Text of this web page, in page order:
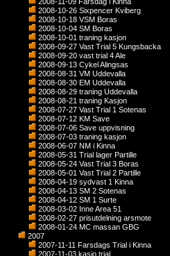
2008-10-26 Sixpencer Kviberg
2008-10-18 VSM Boras
2008-10-04 SM Boras
2008-10-01 traning kasjon
2008-09-27 Vast Trial 5 Kungsbacka
2008-09-20 vast trial 4 Ale
2008-09-13 Cykel Alingsas
2008-08-31 VM Uddevalla
2008-08-30 EM Uddevalla
2008-08-29 traning Uddevalla
2008-08-21 traning Kasjon
2008-07-27 Vast Trial 1 Sotenas
2008-07-12 KM Save
2008-07-06 Save uppvisning
2008-07-03 traning kasjon
2008-06-07 NM i Kinna
2008-05-31 Trial lager Partille
2008-05-24 Vast Trial 3 Boras
2008-05-01 Vast Trial 2 Partille
2008-04-19 sydvast 1 Kinna
2008-04-13 SM 2 Sotenas
2008-04-12 SM 1 Surte
2008-03-02 Inne Area 51
2008-02-27 prisutdelning arsmote
2008-01-24 MC massan GBG
2007
2007-11-11 Farsdags Trial i Kinna
2007-11-03 kasjo trial